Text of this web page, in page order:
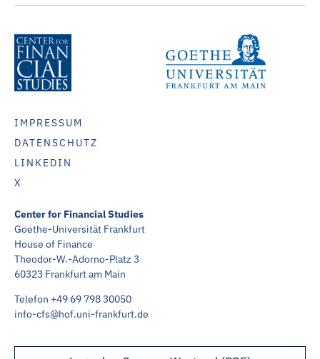
IMPRESSUM
DATENSCHUTZ
LINKEDIN
X
Center for Financial Studies
Goethe-Universität Frankfurt
House of Finance
Theodor-W.-Adorno-Platz 3
60323 Frankfurt am Main
Telefon +49 69 798 30050
info-cfs@hof.uni-frankfurt.de